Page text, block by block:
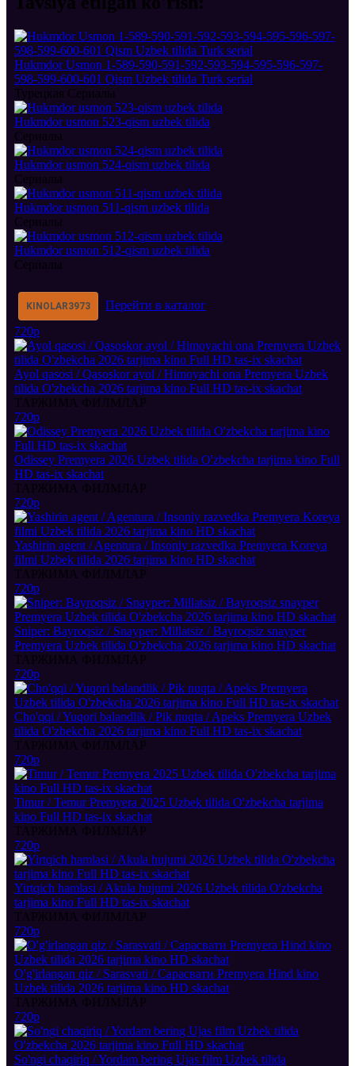
Hukmdor Usmon 1-589-590-591-592-593-594-595-596-597-
598-599-600-601 Qism Uzbek tilida Turk serial
Турецкая Сериалы
Hukmdor usmon 523-qism uzbek tilida
Сериалы
Hukmdor usmon 524-qism uzbek tilida
Сериалы
Hukmdor usmon 511-qism uzbek tilida
Сериалы
Hukmdor usmon 512-qism uzbek tilida
Сериалы
KINOLAR3973
Перейти в каталог
720p
Ayol qasosi / Qasoskor ayol / Himoyachi ona Premyera Uzbek
tilida O'zbekcha 2026 tarjima kino Full HD tas-ix skachat
ТАРЖИМА ФИЛМЛАР
720p
Odissey Premyera 2026 Uzbek tilida O'zbekcha tarjima kino Full
HD tas-ix skachat
ТАРЖИМА ФИЛМЛАР
720p
Yashirin agent / Agentura / Insoniy razvedka Premyera Koreya
filmi Uzbek tilida 2026 tarjima kino HD skachat
ТАРЖИМА ФИЛМЛАР
720p
Sniper: Bayroqsiz / Snayper: Millatsiz / Bayroqsiz snayper
Premyera Uzbek tilida O'zbekcha 2026 tarjima kino HD skachat
ТАРЖИМА ФИЛМЛАР
720p
Cho'qqi / Yuqori balandlik / Pik nuqta / Apeks Premyera Uzbek
tilida O'zbekcha 2026 tarjima kino Full HD tas-ix skachat
ТАРЖИМА ФИЛМЛАР
720p
Timur / Temur Premyera 2025 Uzbek tilida O'zbekcha tarjima
kino Full HD tas-ix skachat
ТАРЖИМА ФИЛМЛАР
720p
Yirtqich hamlasi / Akula hujumi 2026 Uzbek tilida O'zbekcha
tarjima kino Full HD tas-ix skachat
ТАРЖИМА ФИЛМЛАР
720p
O'g'irlangan qiz / Sarasvati / Сарасвати Premyera Hind kino
Uzbek tilida 2026 tarjima kino HD skachat
ТАРЖИМА ФИЛМЛАР
720p
So'ngi chaqiriq / Yordam bering Ujas film Uzbek tilida